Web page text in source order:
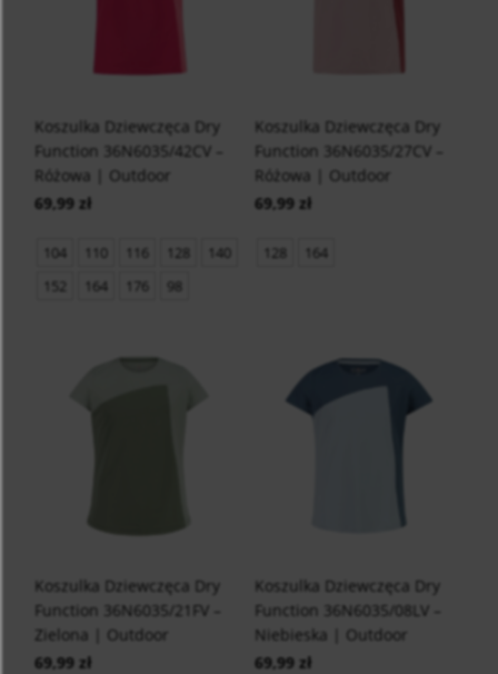
Koszulka Dziewczęca Dry
Function 36N6035/42CV –
Różowa | Outdoor
69,99 zł
104 110 116 128
140
152
164 176 98
Koszulka Dziewczęca Dry
Function 36N6035/27CV –
Różowa | Outdoor
69,99 zł
128 164
Koszulka Dziewczęca Dry
Function 36N6035/21FV –
Zielona | Outdoor
69,99 zł
Koszulka Dziewczęca Dry
Function 36N6035/08LV –
Niebieska | Outdoor
69,99 zł